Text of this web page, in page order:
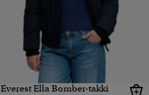
Everest Ella Bomber-takki